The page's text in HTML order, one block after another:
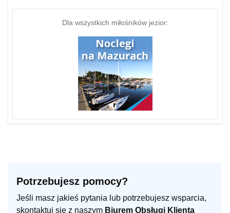
Dla wszystkich miłośników jezior:
Potrzebujesz pomocy?
Jeśli masz jakieś pytania lub potrzebujesz wsparcia,
skontaktuj się z naszym Biurem Obsługi Klienta